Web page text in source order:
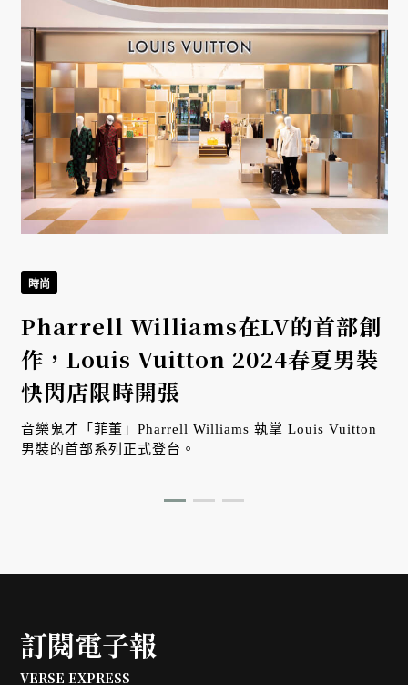
時尚
Pharrell Williams在LV的首部創
作，Louis Vuitton 2024春夏男裝
快閃店限時開張
音樂鬼才「菲董」Pharrell Williams 執掌 Louis Vuitton
男裝的首部系列正式登台。
訂閱電子報
VERSE EXPRESS